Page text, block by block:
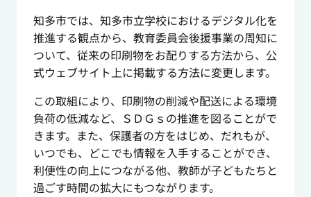
知多市では、知多市立学校におけるデジタル化を
推進する観点から、教育委員会後援事業の周知に
ついて、従来の印刷物をお配りする方法から、公
式ウェブサイト上に掲載する方法に変更します。
この取組により、印刷物の削減や配送による環境
負荷の低減など、ＳＤＧｓの推進を図ることがで
きます。また、保護者の方をはじめ、だれもが、
いつでも、どこでも情報を入手することができ、
利便性の向上につながる他、教師が子どもたちと
過ごす時間の拡大にもつながります。